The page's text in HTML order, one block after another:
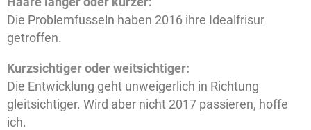
Die Problemfusseln haben 2016 ihre Idealfrisur
getroffen.
Kurzsichtiger oder weitsichtiger:
Die Entwicklung geht unweigerlich in Richtung
gleitsichtiger. Wird aber nicht 2017 passieren, hoffe
ich.